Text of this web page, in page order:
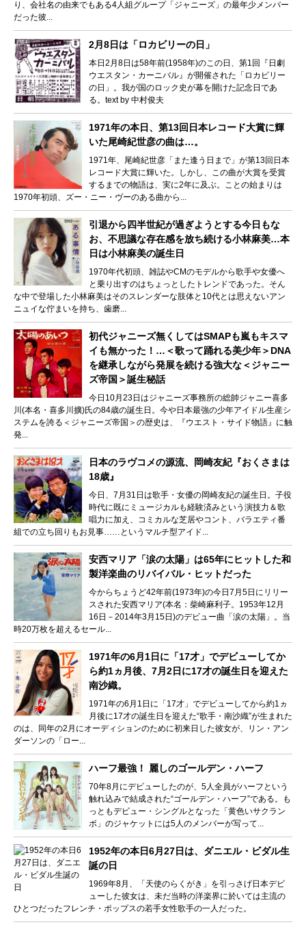
り、会社名の由来でもある4人組グループ「ジャニーズ」の最年少メンバー
だった彼...
2月8日は「ロカビリーの日」
本日2月8日は58年前(1958年)のこの日、第1回『日劇
ウエスタン・カーニバル』が開催された「ロカビリー
の日」。我が国のロック史が幕を開けた記念日であ
る。text by 中村俊夫
1971年の本日、第13回日本レコード大賞に輝
いた尾崎紀世彦の曲は…。
1971年、尾崎紀世彦「また逢う日まで」が第13回日本
レコード大賞に輝いた。しかし、この曲が大賞を受賞
するまでの物語は、実に2年に及ぶ。ことの始まりは
1970年初頭、ズー・ニー・ヴーのある曲から...
引退から四半世紀が過ぎようとする今日もな
お、不思議な存在感を放ち続ける小林麻美…本
日は小林麻美の誕生日
1970年代初頭、雑誌やCMのモデルから歌手や女優へ
と乗り出すのはちょっとしたトレンドであった。そん
な中で登場した小林麻美はそのスレンダーな肢体と10代とは思えないアン
ニュイな佇まいを持ち、歯磨...
初代ジャニーズ無くしてはSMAPも嵐もキスマ
イも無かった！…＜歌って踊れる美少年＞DNA
を継承しながら発展を続ける強大な＜ジャニー
ズ帝国＞誕生秘話
今日10月23日はジャニーズ事務所の総帥ジャニー喜多
川(本名・喜多川擴)氏の84歳の誕生日。今や日本最強の少年アイドル生産シ
ステムを誇る＜ジャニーズ帝国＞の歴史は、『ウエスト・サイド物語』に触
発...
日本のラヴコメの源流、岡崎友紀『おくさまは
18歳』
今日、7月31日は歌手・女優の岡崎友紀の誕生日。子役
時代に既にミュージカルも経験済みという演技力＆歌
唱力に加え、コミカルな芝居やコント、バラエティ番
組での立ち回りもお見事……というマルチ型アイド...
安西マリア「涙の太陽」は65年にヒットした和
製洋楽曲のリバイバル・ヒットだった
今からちょうど42年前(1973年)の今日7月5日にリリー
スされた安西マリア(本名：柴崎麻利子。1953年12月
16日－2014年3月15日)のデビュー曲「涙の太陽」。当
時20万枚を超えるセール...
1971年の6月1日に「17才」でデビューしてか
ら約1ヵ月後、7月2日に17才の誕生日を迎えた
南沙織。
1971年の6月1日に「17才」でデビューしてから約1ヵ
月後に17才の誕生日を迎えた“歌手・南沙織”が生まれた
のは、同年の2月にオーディションのために初来日した彼女が、リン・アン
ダーソンの「ロー...
ハーフ最強！ 麗しのゴールデン・ハーフ
70年8月にデビューしたのが、5人全員がハーフという
触れ込みで結成された“ゴールデン・ハーフ”である。も
っともデビュー・シングルとなった「黄色いサクラン
ボ」のジャケットには5人のメンバーが写って...
1952年の本日6月27日は、ダニエル・ビダル生
誕の日
1969年8月、「天使のらくがき」を引っさげ日本デビ
ューした彼女は、未だ当時の洋楽界に於いては主流の
ひとつだったフレンチ・ポップスの若手女性歌手の一人だった。